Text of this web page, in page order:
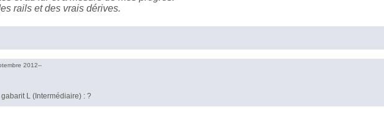
rails et des vrais dérives.
2012--
L (Intermédiaire) : ?